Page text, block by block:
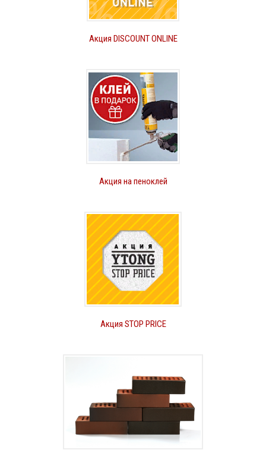
Акция DISCOUNT ONLINE
Акция на пеноклей
Акция STOP PRICE